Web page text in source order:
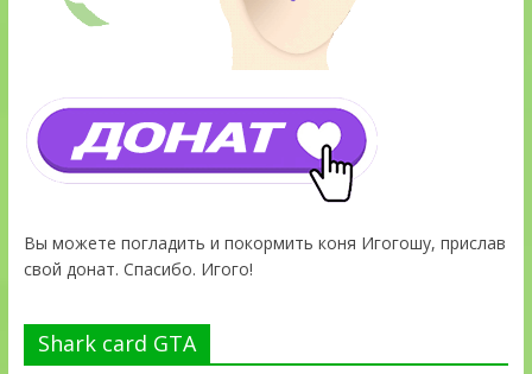
Вы можете погладить и покормить коня Игогошу, прислав
свой донат. Спасибо. Игого!
Shark card GTA